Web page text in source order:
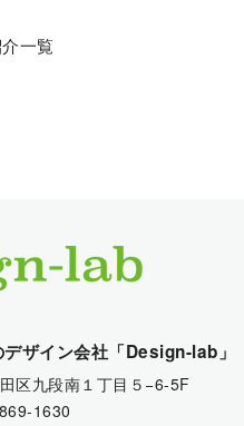
一覧
ザイン会社「Design-lab」
区九段南１丁目５−6-5F
1630